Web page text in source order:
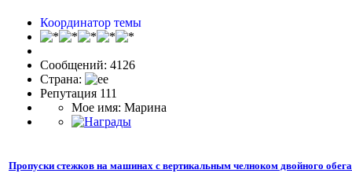
Координатор темы
Сообщений: 4126
Страна:
Репутация 111
Мое имя: Марина
Пропуски стежков на машинах с вертикальным челноком двойного